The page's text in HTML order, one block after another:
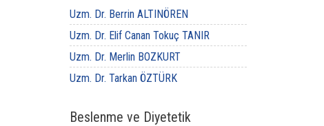
Uzm. Dr. Berrin ALTINÖREN
Uzm. Dr. Elif Canan Tokuç TANIR
Uzm. Dr. Merlin BOZKURT
Uzm. Dr. Tarkan ÖZTÜRK
Beslenme ve Diyetetik